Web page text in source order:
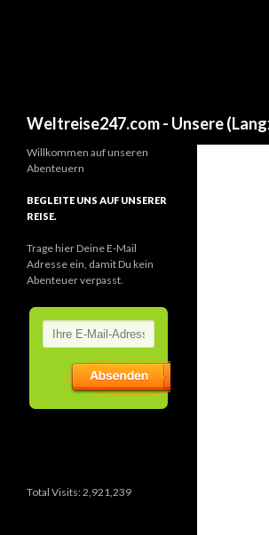
Weltreise247.com - Unsere
Willkommen auf unseren
Abenteuern
BEGLEITE UNS AUF UNSERER
REISE.
Trage hier Deine E-Mail
Adresse ein, damit Du kein
Abenteuer verpasst.
Total Visits:2,921,239